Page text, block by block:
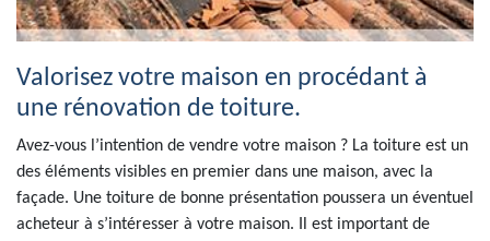
Valorisez votre maison en procédant à
une rénovation de toiture.
Avez-vous l’intention de vendre votre maison ? La toiture est un
des éléments visibles en premier dans une maison, avec la
façade. Une toiture de bonne présentation poussera un éventuel
acheteur à s’intéresser à votre maison. Il est important de